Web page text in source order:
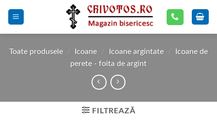
Toate produsele / Icoane / Icoane argintate /
Icoane de
perete - foita de argint
FILTREAZĂ